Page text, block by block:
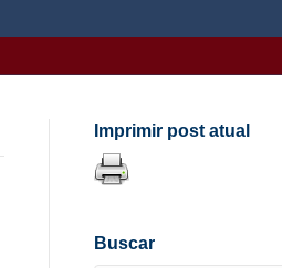
Imprimir post atual
Buscar